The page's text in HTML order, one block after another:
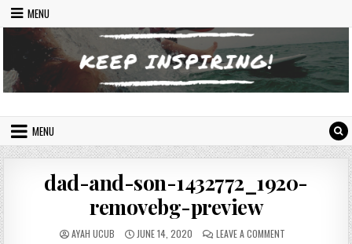
Skip to content
MENU
Indonesian Inspiring Website
MENU
dad-and-son-1432772_1920-
removebg-preview
AUTHOR:
AYAH UCUB PUBLISHED DATE:
JUNE 14, 2020 LEAVE A COMMENTON DAD-AND-